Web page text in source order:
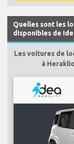
Quelles sont les
disponibles de
Les voitures de
à